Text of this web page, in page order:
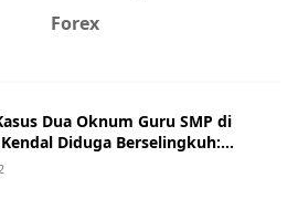
Forex
Dua Oknum Guru SMP di
Diduga Berselingkuh:
Pengakuan, hingga Sanksi